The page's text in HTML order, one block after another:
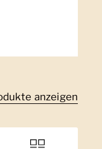
anzeigen